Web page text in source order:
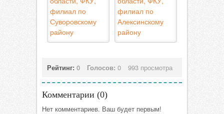
филиал по
Суворовскому
району
филиал по
Алексинскому
району
Рейтинг: 0 Голосов: 0 993 просмотра
Комментарии (0)
Нет комментариев. Ваш будет первым!